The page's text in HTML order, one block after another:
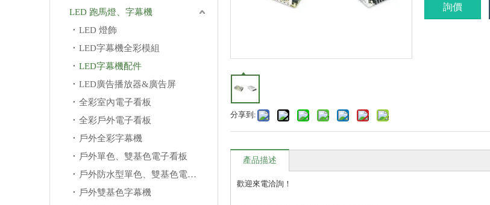
LED 跑馬燈、字幕機
LED 燈飾
LED字幕機全彩模組
LED字幕機配件
LED廣告播放器&廣告屏
全彩室內電子看板
全彩戶外電子看板
戶外全彩字幕機
戶外單色、雙基色電子看板
戶外防水型單色、雙基色電子看板
戶外雙基色字幕機
分享到:
詢價
產品描述
歡迎來電洽詢！